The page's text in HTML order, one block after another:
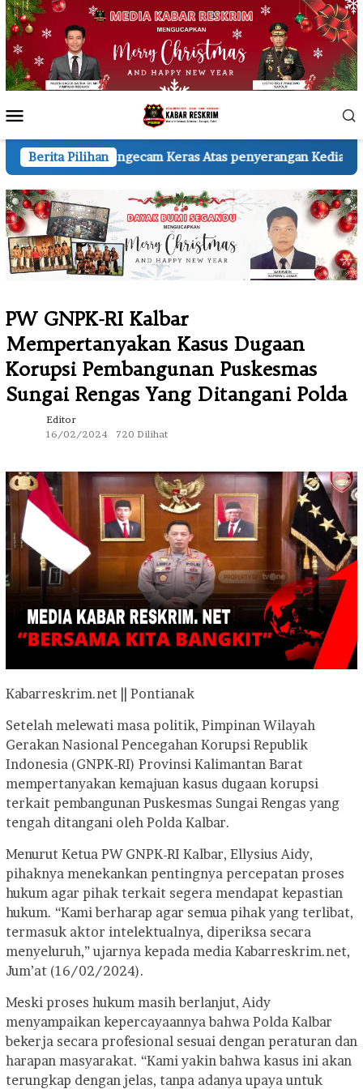
Loncat
ke
konten
Mobile
Berita Pilihan
Keras Atas penyerangan Kediaman Wartawan A.H.
PW GNPK-RI Kalbar
Mempertanyakan Kasus Dugaan
Korupsi Pembangunan Puskesmas
Sungai Rengas Yang Ditangani Polda
Editor
16/02/2024
720 Dilihat
Kabarreskrim.net || Pontianak
Setelah melewati masa politik, Pimpinan Wilayah
Gerakan Nasional Pencegahan Korupsi Republik
Indonesia (GNPK-RI) Provinsi Kalimantan Barat
mempertanyakan kemajuan kasus dugaan korupsi
terkait pembangunan Puskesmas Sungai Rengas yang
tengah ditangani oleh Polda Kalbar.
Menurut Ketua PW GNPK-RI Kalbar, Ellysius Aidy,
pihaknya menekankan pentingnya percepatan proses
hukum agar pihak terkait segera mendapat kepastian
hukum. “Kami berharap agar semua pihak yang terlibat,
termasuk aktor intelektualnya, diperiksa secara
menyeluruh,” ujarnya kepada media Kabarreskrim.net,
Jum’at (16/02/2024).
Meski proses hukum masih berlanjut, Aidy
menyampaikan kepercayaannya bahwa Polda Kalbar
bekerja secara profesional sesuai dengan peraturan dan
harapan masyarakat. “Kami yakin bahwa kasus ini akan
terungkap dengan jelas, tanpa adanya upaya untuk